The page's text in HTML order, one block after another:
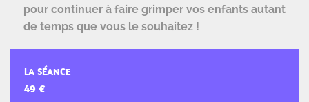
pour continuer à faire grimper vos enfants autant
de temps que vous le souhaitez !
LA SÉANCE